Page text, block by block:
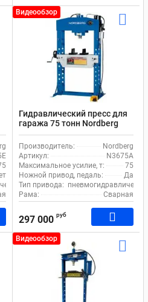
Видеообзор
Гидравлический пресс для
гаража 75 тонн Nordberg
N3675A ручной и
пневмопривод
Производитель:
Nordberg
Артикул:
N3675A
Максимальное усилие, т:
75
Ножной привод, педаль:
Да
Тип привода:
Рама:
Сварная
297 000 руб
Видеообзор